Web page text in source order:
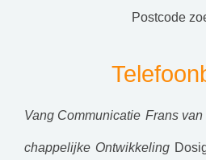
postcode
Vang Communicatie Frans
chappelijke Ontwikkeling